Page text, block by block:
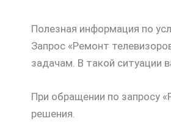
Полезная информация по
Запрос «Ремонт
задачам. В такой ситуации
При обращении по запросу
решения.